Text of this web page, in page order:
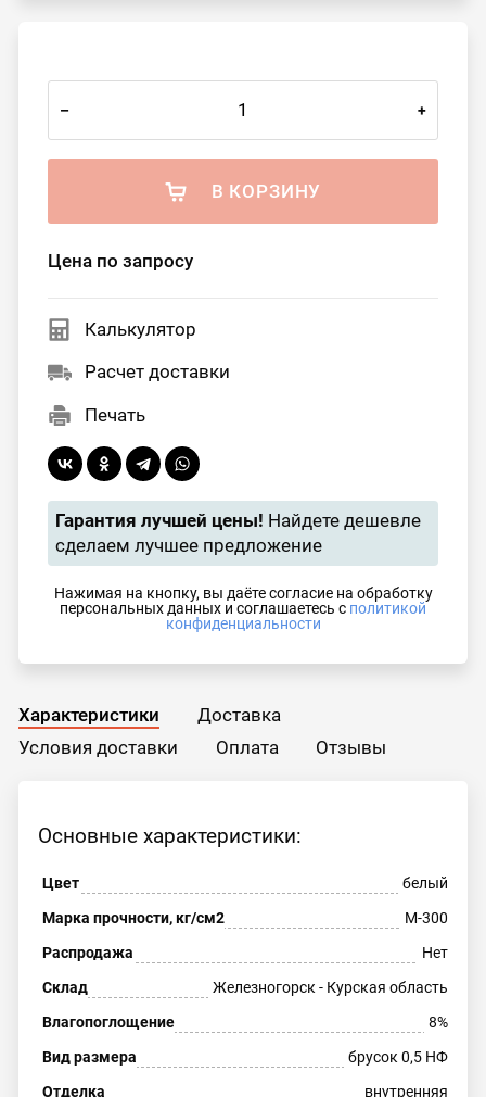
– +
В КОРЗИНУ
Цена по запросу
Калькулятор
Расчет доставки
Печать
Гарантия лучшей цены! Найдете дешевле
сделаем лучшее предложение
Нажимая на кнопку, вы даёте согласие на обработку
персональных данных и соглашаетесь с политикой
конфиденциальности
Характеристики
Доставка
Условия доставки
Оплата Отзывы
Основные характеристики:
Цвет
белый
Марка прочности, кг/см2
М-300
Распродажа
Нет
Склад
Железногорск - Курская область
Влагопоглощение
8%
Вид размера
брусок 0,5 НФ
Отделка
внутренняя